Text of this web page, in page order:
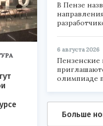
В Пензе
6 августа 2026
олимпиаде
Больше